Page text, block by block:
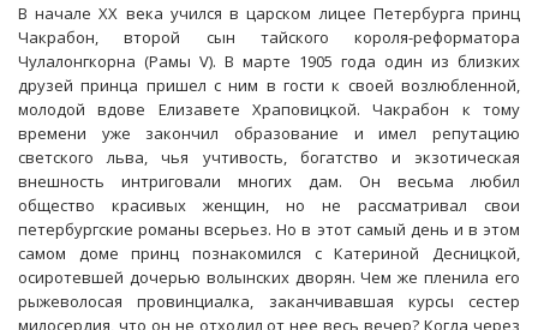
В начале ХХ века учился в царском лицее Петербурга принц
Чакрабон, второй сын тайского короля-реформатора
Чулалонгкорна (Рамы V). В марте 1905 года один из близких
друзей принца пришел с ним в гости к своей возлюбленной,
молодой вдове Елизавете Храповицкой. Чакрабон к тому
времени уже закончил образование и имел репутацию
светского льва, чья учтивость, богатство и экзотическая
внешность интриговали многих дам. Он весьма любил
общество красивых женщин, но не рассматривал свои
петербургские романы всерьез. Но в этот самый день и в этом
самом доме принц познакомился с Катериной Десницкой,
осиротевшей дочерью волынских дворян. Чем же пленила его
рыжеволосая провинциалка, заканчивавшая курсы сестер
милосердия, что он не отходил от нее весь вечер? Когда через